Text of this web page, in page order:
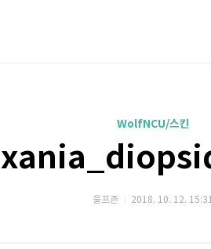
WolfNCU/스킨
울프존 2018. 10. 12.